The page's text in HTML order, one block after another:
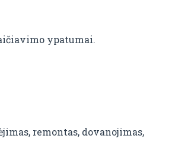
ypatumai.
remontas, dovanojimas,